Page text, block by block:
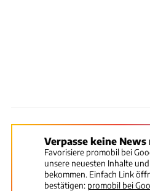
Verpasse keine News
Favorisiere promobil bei
unsere neuesten Inhalte
bekommen. Einfach Link
bestätigen: promobil bei